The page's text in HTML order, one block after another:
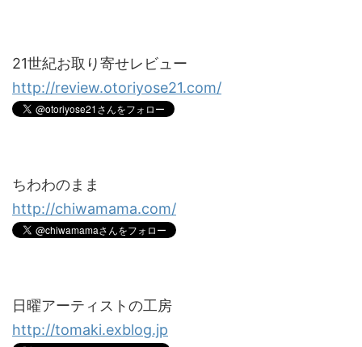
21世紀お取り寄せレビュー
http://review.otoriyose21.com/
ちわわのまま
http://chiwamama.com/
日曜アーティストの工房
http://tomaki.exblog.jp